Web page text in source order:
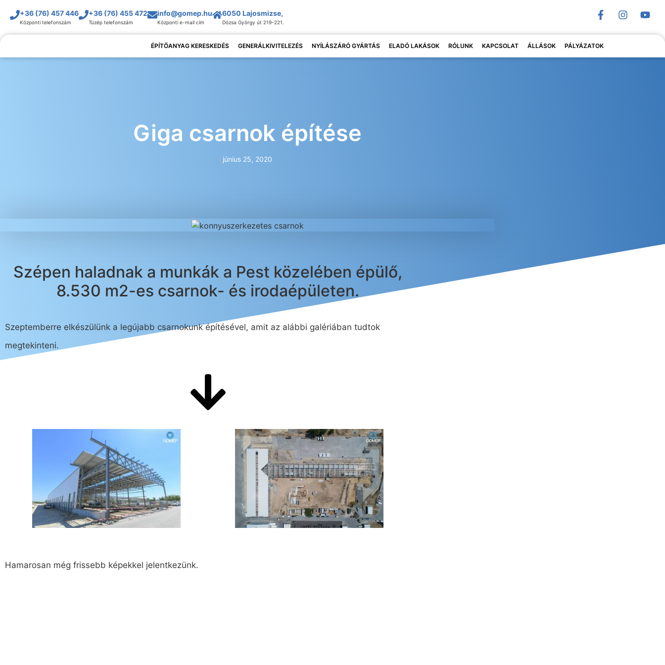
+36 (76) 457 446
Központi telefonszám
+36 (76) 455 472
Tüzép telefonszám
info@gomep.hu
Központi e-mail cím
6050 Lajosmizse,
Dózsa György út 219-221.
ÉPÍTŐANYAG KERESKEDÉS GENERÁLKIVITELEZÉS NYÍLÁSZÁRÓ GYÁRTÁS ELADÓ LAKÁSOK RÓLUNK KAPCSOLAT ÁLLÁSOK PÁLYÁZATOK
Giga csarnok építése
június 25, 2020
Szépen haladnak a munkák a Pest közelében épülő,
8.530 m2-es csarnok- és irodaépületen.
Szeptemberre elkészülünk a legújabb csarnokunk építésével, amit az alábbi galériában tudtok
megtekinteni.
Hamarosan még frissebb képekkel jelentkezünk.